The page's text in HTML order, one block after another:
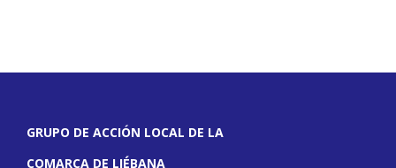
GRUPO DE ACCIÓN LOCAL DE LA
COMARCA DE LIÉBANA